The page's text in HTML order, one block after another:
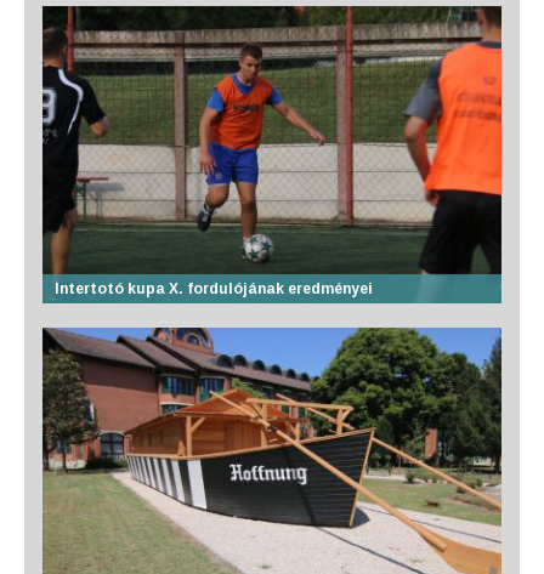
Intertotó kupa X. fordulójának eredményei